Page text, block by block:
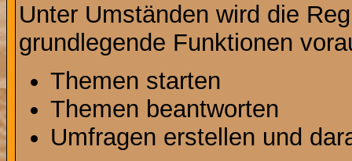
Unter Umständen wird die
grundlegende Funktionen
Themen starten
Themen beantworten
Umfragen erstellen und